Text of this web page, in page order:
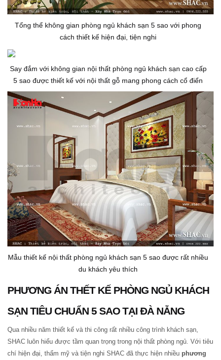
Tổng thể không gian phòng ngủ khách sạn 5 sao với phong
cách thiết kế hiện đại, tiện nghi
Say đắm với không gian nội thất phòng ngủ khách sạn cao cấp
5 sao được thiết kế với nội thất gỗ mang phong cách cổ điển
Mẫu thiết kế nội thất phòng ngủ khách sạn 5 sao được rất nhiều
du khách yêu thích
PHƯƠNG ÁN THẾT KẾ PHÒNG NGỦ KHÁCH
SẠN TIÊU CHUẨN 5 SAO TẠI ĐÀ NẴNG
Qua nhiều năm thiết kế và thi công rất nhiều công trình khách sạn,
SHAC luôn hiểu được tầm quan trọng trong nội thất phòng ngủ. Với tiêu
chí hiện đại, thẩm mỹ và tiện nghi SHAC đã thực hiện nhiều phương